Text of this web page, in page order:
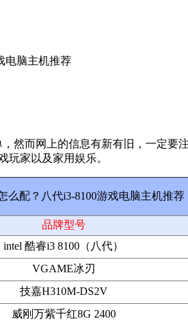
电脑主机推荐
然而网上的信息有新有旧，一定要
玩家以及家用娱乐。
么配？八代i3-8100游戏电脑主机推荐
品牌型号
intel 酷睿i3 8100（八代）
VGAME冰刃
技嘉H310M-DS2V
威刚万紫千红8G 2400